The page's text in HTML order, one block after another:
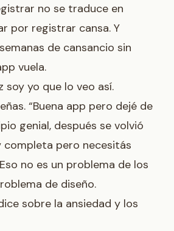
no se traduce en
por registrar cansa. Y
de cansancio sin
vuela.
soy yo que lo veo así.
“Buena app pero dejé de
genial, después se volvió
completa pero necesitás
no es un problema de los
de diseño.
sobre la ansiedad y los